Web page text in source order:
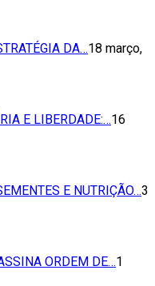
DA…18 março,
E LIBERDADE:…16
E NUTRIÇÃO…3
ORDEM DE…1